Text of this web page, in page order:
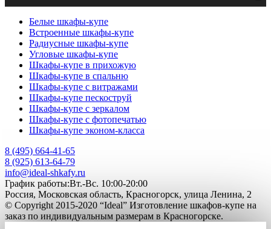
Белые шкафы-купе
Встроенные шкафы-купе
Радиусные шкафы-купе
Угловые шкафы-купе
Шкафы-купе в прихожую
Шкафы-купе в спальню
Шкафы-купе с витражами
Шкафы-купе пескоструй
Шкафы-купе с зеркалом
Шкафы-купе с фотопечатью
Шкафы-купе эконом-класса
8 (495) 664-41-65
8 (925) 613-64-79
info@ideal-shkafy.ru
График работы:Вт.-Вс. 10:00-20:00
Россия, Московская область, Красногорск, улица Ленина, 2
© Copyright 2015-2020 “Ideal” Изготовление шкафов-купе на
заказ по индивидуальным размерам в Красногорске.